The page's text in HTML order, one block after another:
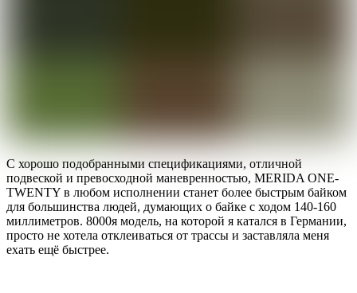
С хорошо подобранными спецификациями, отличной
подвеской и превосходной маневренностью, MERIDA ONE-
TWENTY в любом исполнении станет более быстрым байком
для большинства людей, думающих о байке с ходом 140-160
миллиметров. 8000я модель, на которой я катался в Германии,
просто не хотела отклеиваться от трассы и заставляла меня
ехать ещё быстрее.